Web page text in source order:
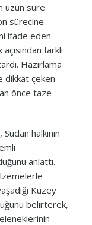
uzun süre
sürecine
ifade eden
farklı
Hazırlama
dikkat çeken
önce taze
halkının
anlattı.
Kuzey
belirterek,